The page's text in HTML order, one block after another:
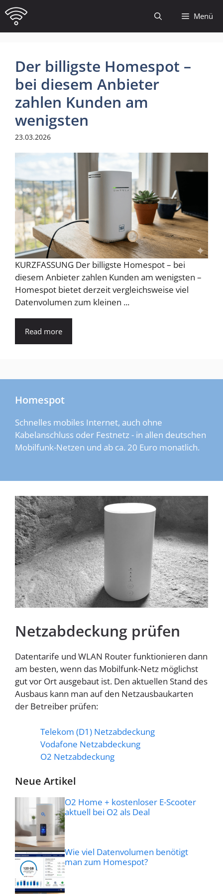
Zum
Inhalt
springen
Menü
Der billigste Homespot –
bei diesem Anbieter
zahlen Kunden am
wenigsten
23.03.2026
KURZFASSUNG Der billigste Homespot – bei
diesem Anbieter zahlen Kunden am wenigsten –
Homespot bietet derzeit vergleichsweise viel
Datenvolumen zum kleinen ...
Read more
Homespot
Schnelles mobiles Internet, auch ohne
Kabelanschluss oder Festnetz - in allen deutschen
Mobilfunk-Netzen und ab ca. 20 Euro monatlich.
Netzabdeckung prüfen
Datentarife und WLAN Router funktionieren dann
am besten, wenn das Mobilfunk-Netz möglichst
gut vor Ort ausgebaut ist. Den aktuellen Stand des
Ausbaus kann man auf den Netzausbaukarten
der Betreiber prüfen:
Telekom (D1) Netzabdeckung
Vodafone Netzabdeckung
O2 Netzabdeckung
Neue Artikel
O2 Home + kostenloser E-Scooter
aktuell bei O2 als Deal
Wie viel Datenvolumen benötigt
man zum Homespot?